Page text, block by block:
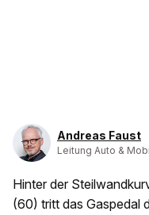
Andreas Faust
Leitung Auto &
Hinter der
(60) tritt das Gaspedal